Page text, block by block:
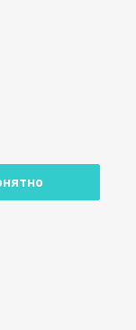
лицами и ИП
городской
изменения в
ОГРН